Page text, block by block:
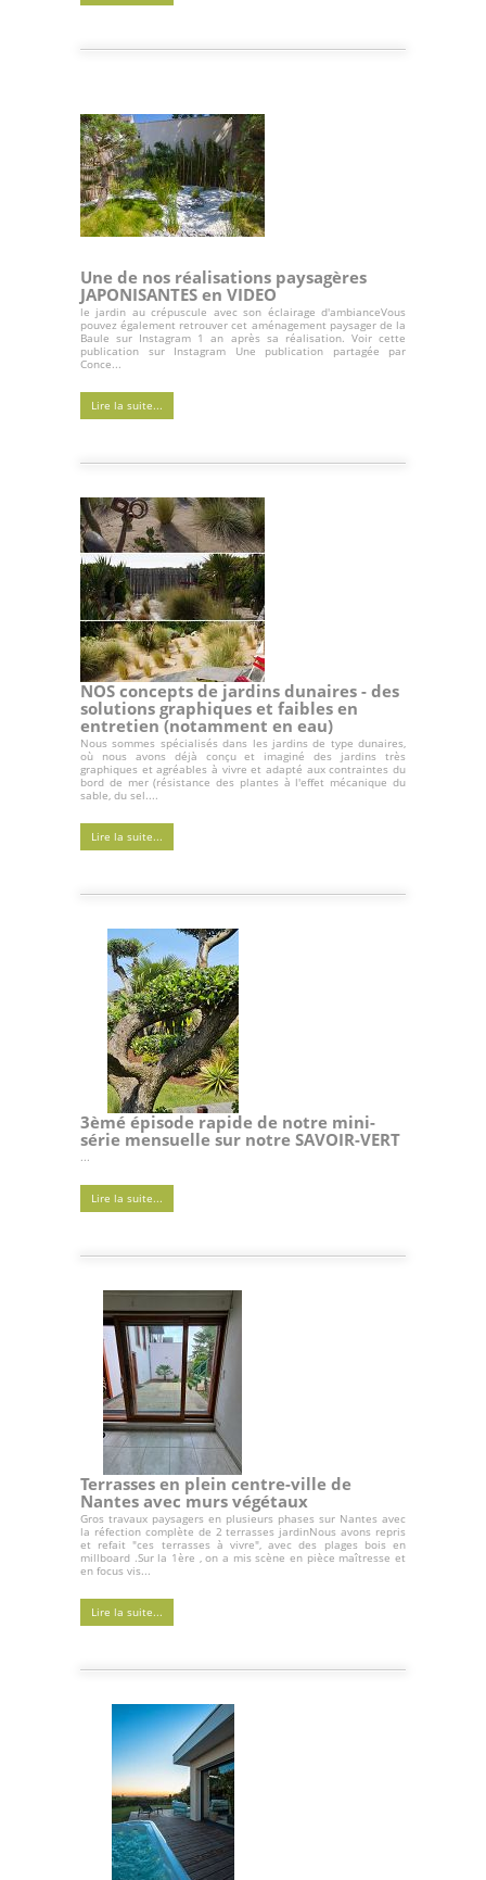
Une de nos réalisations paysagères
JAPONISANTES en VIDEO
le jardin au crépuscule avec son éclairage d'ambianceVous
pouvez également retrouver cet aménagement paysager de la
Baule sur Instagram 1 an après sa réalisation. Voir cette
publication sur Instagram Une publication partagée par
Conce...
Lire la suite...
NOS concepts de jardins dunaires - des
solutions graphiques et faibles en
entretien (notamment en eau)
Nous sommes spécialisés dans les jardins de type dunaires,
où nous avons déjà conçu et imaginé des jardins très
graphiques et agréables à vivre et adapté aux contraintes du
bord de mer (résistance des plantes à l'effet mécanique du
sable, du sel....
Lire la suite...
3èmé épisode rapide de notre mini-
série mensuelle sur notre SAVOIR-VERT
...
Lire la suite...
Terrasses en plein centre-ville de
Nantes avec murs végétaux
Gros travaux paysagers en plusieurs phases sur Nantes avec
la réfection complète de 2 terrasses jardinNous avons repris
et refait "ces terrasses à vivre", avec des plages bois en
millboard .Sur la 1ère , on a mis scène en pièce maîtresse et
en focus vis...
Lire la suite...